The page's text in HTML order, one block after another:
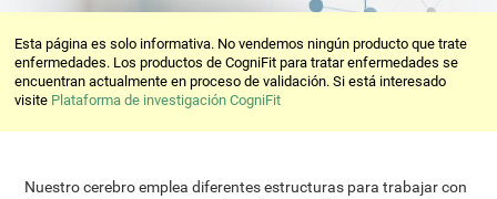
Esta página es solo informativa. No vendemos ningún producto que trate
enfermedades. Los productos de CogniFit para tratar enfermedades se
encuentran actualmente en proceso de validación. Si está interesado
visite Plataforma de investigación CogniFit
Nuestro cerebro emplea diferentes estructuras para trabajar con